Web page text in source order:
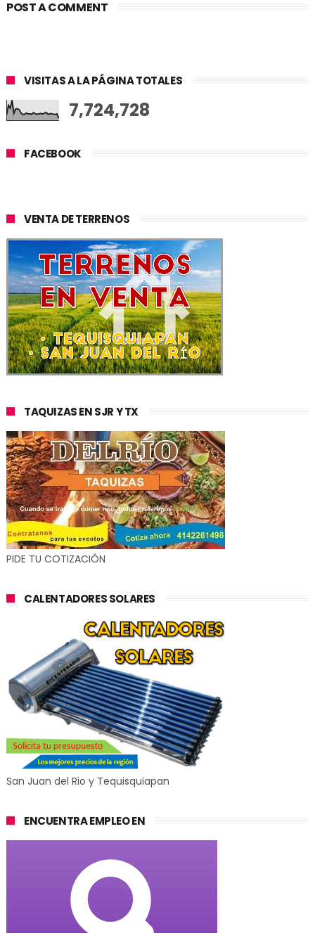
POST A COMMENT
VISITAS A LA PÁGINA TOTALES
7,724,728
FACEBOOK
VENTA DE TERRENOS
TAQUIZAS EN SJR Y TX
PIDE TU COTIZACIÓN
CALENTADORES SOLARES
San Juan del Rio y Tequisquiapan
ENCUENTRA EMPLEO EN